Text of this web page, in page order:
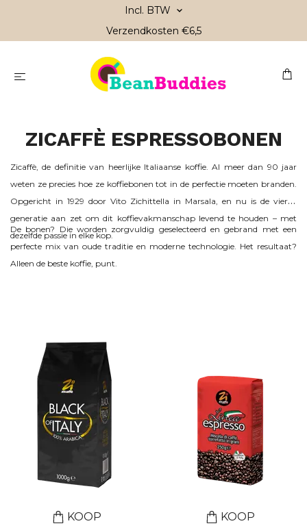
Incl. BTW
Verzendkosten €6,5
ZICAFFÈ ESPRESSOBONEN
Zicaffè, de definitie van heerlijke Italiaanse koffie. Al meer dan 90 jaar
weten ze precies hoe ze koffiebonen tot in de perfectie moeten branden.
Opgericht in 1929 door Vito Zichittella in Marsala, en nu is de vierde
generatie aan zet om dit koffievakmanschap levend te houden – met
dezelfde passie in elke kop.
De bonen? Die worden zorgvuldig geselecteerd en gebrand met een
perfecte mix van oude traditie en moderne technologie. Het resultaat?
Alleen de beste koffie, punt.
KOOP KOOP